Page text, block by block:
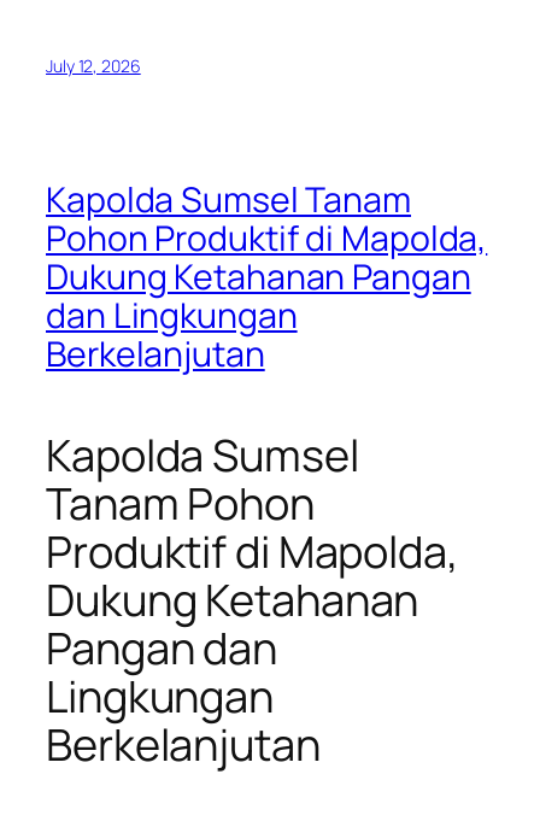
July 12, 2026
Kapolda Sumsel Tanam
Pohon Produktif di Mapolda,
Dukung Ketahanan Pangan
dan Lingkungan
Berkelanjutan
Kapolda Sumsel
Tanam Pohon
Produktif di Mapolda,
Dukung Ketahanan
Pangan dan
Lingkungan
Berkelanjutan